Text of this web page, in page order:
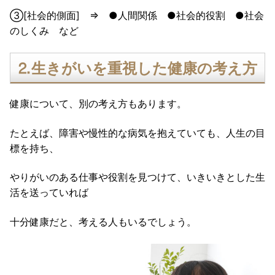
③[社会的側面] ⇒ ●人間関係 ●社会的役割 ●社会
のしくみ など
⒉生きがいを重視した健康の考え方
健康について、別の考え方もあります。
たとえば、障害や慢性的な病気を抱えていても、人生の目
標を持ち、
やりがいのある仕事や役割を見つけて、いきいきとした生
活を送っていれば
十分健康だと、考える人もいるでしょう。